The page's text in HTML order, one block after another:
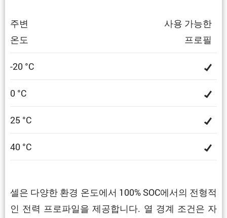
주변
온도
사용 가능한
프로필
-20 °C
0 °C
25 °C
40 °C
셀은 다양한 환경 온도에서 100% SOC에서의 전형적
인 전력 프로파일을 제공합니다. 열 경계 조건은 자